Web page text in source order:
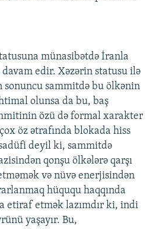
münasibətdə İranla
edir. Xəzərin statusu ilə
sonuncu sammitdə bu ölkənin
olunsa da bu, baş
özü də formal xarakter
öz ətrafında blokada hiss
deyil ki, sammitdə
qonşu ölkələrə qarşı
və nüvə enerjisindən
hüququ haqqında
etiraf etmək lazımdır ki, indi
yaşayır. Bu,